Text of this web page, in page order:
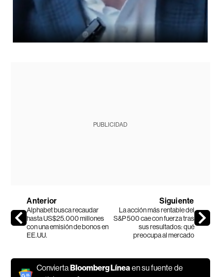
PUBLICIDAD
Anterior
Alphabet busca recaudar
hasta US$25.000 millones
con una emisión de bonos en
EE.UU.
Siguiente
La acción más rentable del
S&P 500 cae con fuerza tras
sus resultados: qué
preocupa al mercado
Convierta Bloomberg Líneaen su fuente de